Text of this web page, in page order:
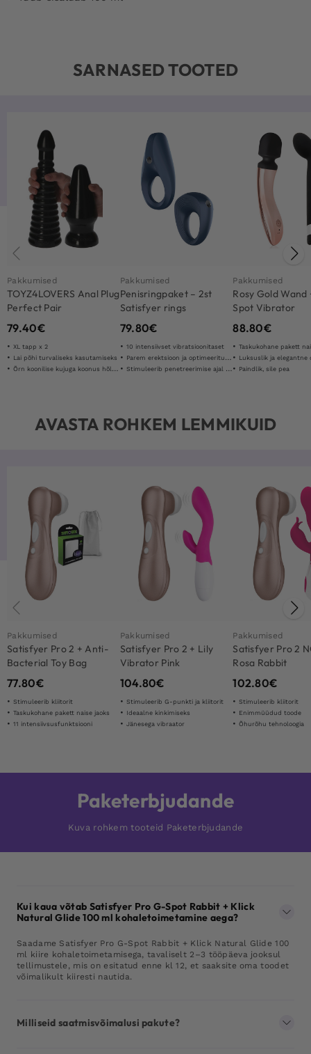
SARNASED TOOTED
Pakkumised
TOYZ4LOVERS Anal Plug
Perfect Pair
79.40€
XL tapp x 2
Lai põhi turvaliseks kasutamiseks
Õrn koonilise kujuga koonus hõlpsaks sisestamiseks
Pakkumised
Penisringpaket – 2st
Satisfyer rings
79.80€
10 intensiivset vibratsioonitaset
Parem erektsioon ja optimeeritud vastupidavus
Stimuleerib penetreerimise ajal kliitorit
Pakkumised
Rosy Gold Wand
Spot Vibrator
88.80€
Taskukohane pakett
Luksuslik ja elegantne
Paindlik, sile pea
AVASTA ROHKEM LEMMIKUID
Pakkumised
Satisfyer Pro 2 + Anti-
Bacterial Toy Bag
77.80€
Stimuleerib kliitorit
Taskukohane pakett naise jaoks
11 intensiivsusfunktsiooni
Pakkumised
Satisfyer Pro 2 + Lily
Vibrator Pink
104.80€
Stimuleerib G-punkti ja kliitorit
Ideaalne kinkimiseks
Jänesega vibraator
Pakkumised
Satisfyer Pro 2
Rosa Rabbit
102.80€
Stimuleerib kliitorit
Enimmüüdud toode
Õhurõhu tehnoloogia
Paketerbjudande
Kuva rohkem tooteid Paketerbjudande
Kui kaua võtab Satisfyer Pro G-Spot Rabbit + Klick
Natural Glide 100 ml kohaletoimetamine aega?
Saadame Satisfyer Pro G-Spot Rabbit + Klick Natural Glide 100
ml kiire kohaletoimetamisega, tavaliselt 2–3 tööpäeva jooksul
tellimustele, mis on esitatud enne kl 12, et saaksite oma toodet
võimalikult kiiresti nautida.
Milliseid saatmisvõimalusi pakute?